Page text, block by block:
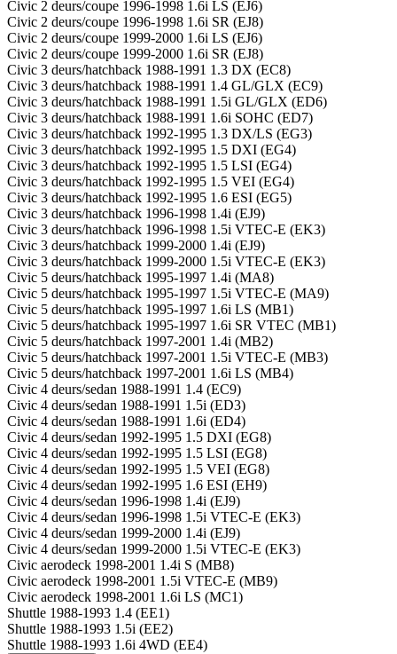
Civic 2 deurs/coupe 1996-1998 1.6i LS (EJ6)
Civic 2 deurs/coupe 1996-1998 1.6i SR (EJ8)
Civic 2 deurs/coupe 1999-2000 1.6i LS (EJ6)
Civic 2 deurs/coupe 1999-2000 1.6i SR (EJ8)
Civic 3 deurs/hatchback 1988-1991 1.3 DX (EC8)
Civic 3 deurs/hatchback 1988-1991 1.4 GL/GLX (EC9)
Civic 3 deurs/hatchback 1988-1991 1.5i GL/GLX (ED6)
Civic 3 deurs/hatchback 1988-1991 1.6i SOHC (ED7)
Civic 3 deurs/hatchback 1992-1995 1.3 DX/LS (EG3)
Civic 3 deurs/hatchback 1992-1995 1.5 DXI (EG4)
Civic 3 deurs/hatchback 1992-1995 1.5 LSI (EG4)
Civic 3 deurs/hatchback 1992-1995 1.5 VEI (EG4)
Civic 3 deurs/hatchback 1992-1995 1.6 ESI (EG5)
Civic 3 deurs/hatchback 1996-1998 1.4i (EJ9)
Civic 3 deurs/hatchback 1996-1998 1.5i VTEC-E (EK3)
Civic 3 deurs/hatchback 1999-2000 1.4i (EJ9)
Civic 3 deurs/hatchback 1999-2000 1.5i VTEC-E (EK3)
Civic 5 deurs/hatchback 1995-1997 1.4i (MA8)
Civic 5 deurs/hatchback 1995-1997 1.5i VTEC-E (MA9)
Civic 5 deurs/hatchback 1995-1997 1.6i LS (MB1)
Civic 5 deurs/hatchback 1995-1997 1.6i SR VTEC (MB1)
Civic 5 deurs/hatchback 1997-2001 1.4i (MB2)
Civic 5 deurs/hatchback 1997-2001 1.5i VTEC-E (MB3)
Civic 5 deurs/hatchback 1997-2001 1.6i LS (MB4)
Civic 4 deurs/sedan 1988-1991 1.4 (EC9)
Civic 4 deurs/sedan 1988-1991 1.5i (ED3)
Civic 4 deurs/sedan 1988-1991 1.6i (ED4)
Civic 4 deurs/sedan 1992-1995 1.5 DXI (EG8)
Civic 4 deurs/sedan 1992-1995 1.5 LSI (EG8)
Civic 4 deurs/sedan 1992-1995 1.5 VEI (EG8)
Civic 4 deurs/sedan 1992-1995 1.6 ESI (EH9)
Civic 4 deurs/sedan 1996-1998 1.4i (EJ9)
Civic 4 deurs/sedan 1996-1998 1.5i VTEC-E (EK3)
Civic 4 deurs/sedan 1999-2000 1.4i (EJ9)
Civic 4 deurs/sedan 1999-2000 1.5i VTEC-E (EK3)
Civic aerodeck 1998-2001 1.4i S (MB8)
Civic aerodeck 1998-2001 1.5i VTEC-E (MB9)
Civic aerodeck 1998-2001 1.6i LS (MC1)
Shuttle 1988-1993 1.4 (EE1)
Shuttle 1988-1993 1.5i (EE2)
Shuttle 1988-1993 1.6i 4WD (EE4)